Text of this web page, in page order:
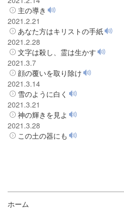
主の導き
2021.2.21
あなた方はキリストの手紙
2021.2.28
文字は殺し、霊は生かす
2021.3.7
顔の覆いを取り除け
2021.3.14
雪のように白く
2021.3.21
神の輝きを見よ
2021.3.28
この土の器にも
ホーム